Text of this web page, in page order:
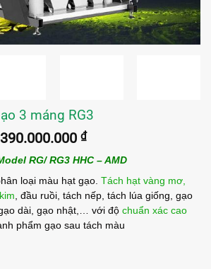
3 máng RG3
Giá
là:
430.000.000 ₫.
390.000.000₫Giá
tại
là:
390.000.000 ₫.
RG/ RG3 HHC – AMD
loại màu hạt gạo. Tách hạt vàng mơ,
, đầu ruồi, tách nếp, tách lúa giống, gạo
dài, gạo nhật,… với độ chuẩn xác cao
phẩm gạo sau tách màu